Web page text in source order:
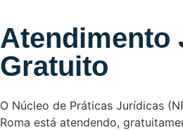
Atendimento
Gratuito
O Núcleo de Práticas Jurídicas
Roma está atendendo,